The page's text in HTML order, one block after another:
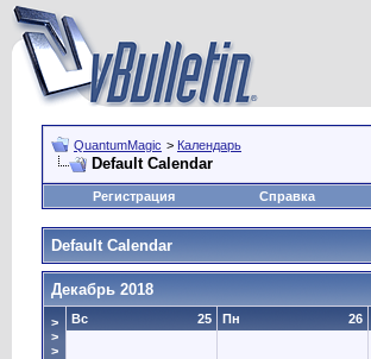
QuantumMagic > Календарь
Default Calendar
Регистрация Справка
Default Calendar
Декабрь 2018
>
>
>
25
Вс 26
Пн